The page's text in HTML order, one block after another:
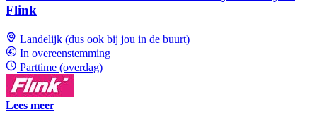
Flink
Landelijk (dus ook bij jou in de buurt)
In overeenstemming
Parttime (overdag)
Lees meer